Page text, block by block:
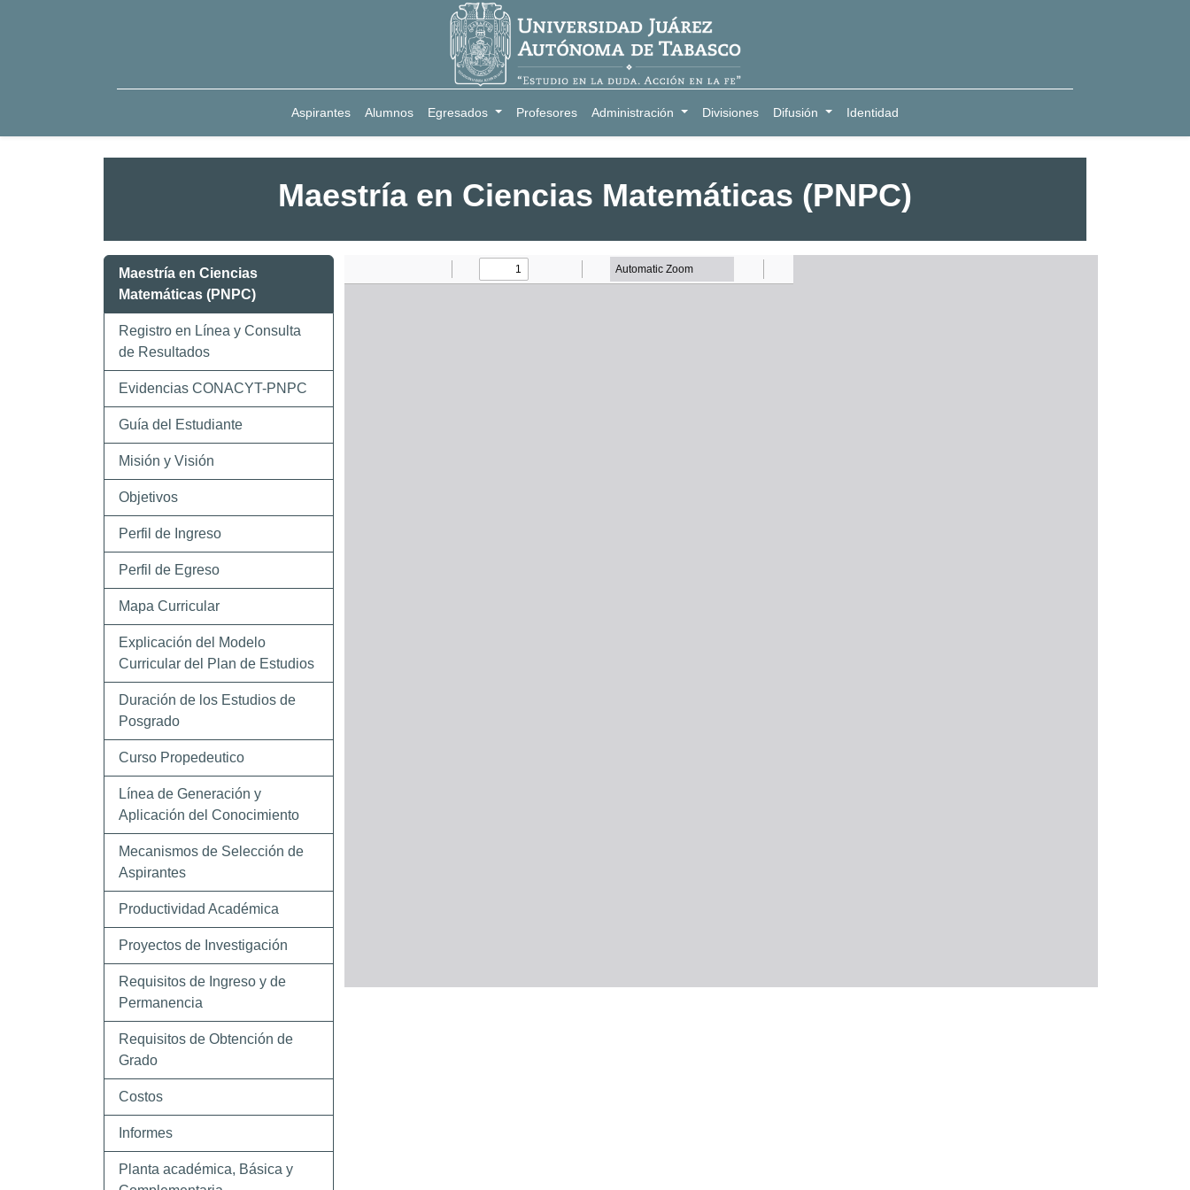
Aspirantes Alumnos Egresados Profesores Administración Divisiones Difusión Identidad
Maestría en Ciencias Matemáticas (PNPC)
Maestría en Ciencias
Matemáticas (PNPC)
Registro en Línea y Consulta
de Resultados
Evidencias CONACYT-PNPC
Guía del Estudiante
Misión y Visión
Objetivos
Perfil de Ingreso
Perfil de Egreso
Mapa Curricular
Explicación del Modelo
Curricular del Plan de Estudios
Duración de los Estudios de
Posgrado
Curso Propedeutico
Línea de Generación y
Aplicación del Conocimiento
Mecanismos de Selección de
Aspirantes
Productividad Académica
Proyectos de Investigación
Requisitos de Ingreso y de
Permanencia
Requisitos de Obtención de
Grado
Costos
Informes
Planta académica, Básica y